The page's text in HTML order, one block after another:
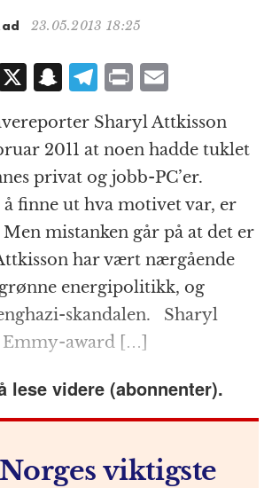
n
23.05.2013 18:25
X S
a
p
c
h
at
T
el
e
g
r
a
m
P
ri
n
t
m
ai
l
Sharyl Attkisson
2011 at noen hadde tuklet
privat og jobb-PC’er.
finne ut hva motivet var, er
mistanken går på at det er
har vært nærgående
energipolitikk, og
skandalen. Sharyl
Emmy-award […]
lese videre (abonnenter).
viktigste